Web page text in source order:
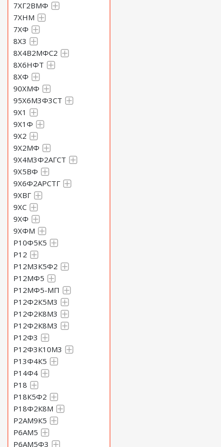
7ХГ2ВМФ
7ХНМ
7ХФ
8Х3
8Х4В2МФС2
8Х6НФТ
8ХФ
90ХМФ
95Х6М3Ф3СТ
9Х1
9Х1Ф
9Х2
9Х2МФ
9Х4М3Ф2АГСТ
9Х5ВФ
9Х6Ф2АРСТГ
9ХВГ
9ХС
9ХФ
9ХФМ
Р10Ф5К5
Р12
Р12М3К5Ф2
Р12МФ5
Р12МФ5-МП
Р12Ф2К5М3
Р12Ф2К8М3
Р12Ф2К8М3
Р12Ф3
Р12Ф3К10М3
Р13Ф4К5
Р14Ф4
Р18
Р18К5Ф2
Р18Ф2К8М
Р2АМ9К5
Р6АМ5
Р6АМ5Ф3